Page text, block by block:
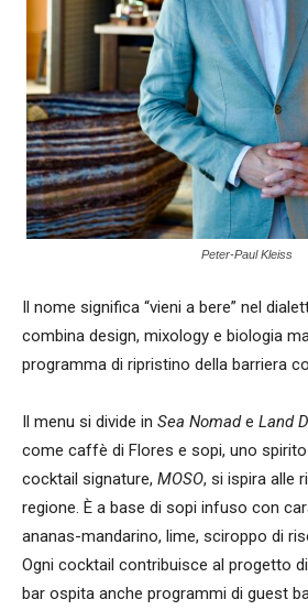
Peter-Paul Kleiss
Il nome significa “vieni a bere” nel
combina design, mixology e biologia
programma di ripristino della barriera
Il menu si divide in Sea Nomade Land
come caffè di Flores e sopi, uno
cocktail signature, MOSO, si ispira alle
regione. È a base di sopi infuso con
ananas-mandarino, lime, sciroppo di
Ogni cocktail contribuisce al progetto
bar ospita anche programmi di guest